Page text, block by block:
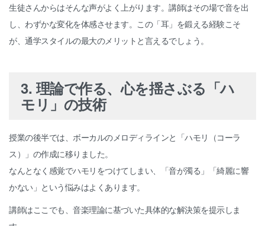
生徒さんからはそんな声がよく上がります。講師はその場で音を出
し、わずかな変化を体感させます。この「耳」を鍛える経験こそ
が、通学スタイルの最大のメリットと言えるでしょう。
3. 理論で作る、心を揺さぶる「ハ
モリ」の技術
授業の後半では、ボーカルのメロディラインと「ハモリ（コーラ
ス）」の作成に移りました。
なんとなく感覚でハモリをつけてしまい、「音が濁る」「綺麗に響
かない」という悩みはよくあります。
講師はここでも、音楽理論に基づいた具体的な解決策を提示しま